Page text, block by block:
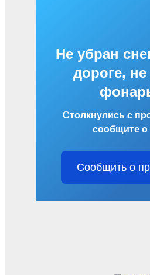
Не убран
дороге, не
Столкнулись с
сообщите о
Сообщить о